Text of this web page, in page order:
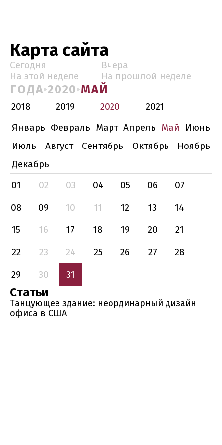
Карта сайта
Сегодня
Вчера
На этой неделе
На прошлой неделе
ГОДА 2020 МАЙ
2018 2019 2020
2021
Январь Февраль Март Апрель Май
Июнь
Июль
Август Сентябрь Октябрь
Ноябрь
Декабрь
01
02 03 04 05 06
07
08
09 10 11 12 13
14
15
16 17 18 19 20
21
22
23 24 25 26 27
28
29
30 31
Статьи
Танцующее здание: неординарный дизайн
офиса в США